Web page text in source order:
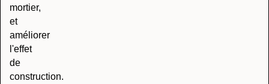
mortier,
et
améliorer
l'effet
de
construction.